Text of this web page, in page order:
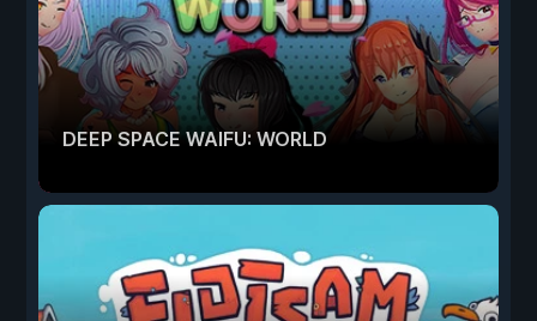
DEEP SPACE WAIFU: WORLD